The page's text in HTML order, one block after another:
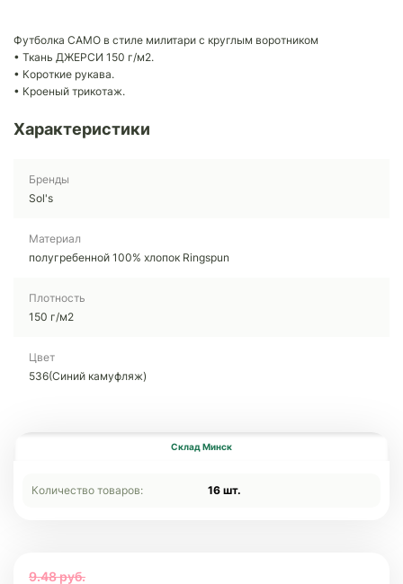
Футболка CAMO в стиле милитари с круглым воротником
• Ткань ДЖЕРСИ 150 г/м2.
• Короткие рукава.
• Кроеный трикотаж.
Характеристики
Бренды
Sol's
Материал
полугребенной 100% хлопок Ringspun
Плотность
150 г/м2
Цвет
536(Синий камуфляж)
Склад Минск
Количество товаров: 16 шт.
9.48